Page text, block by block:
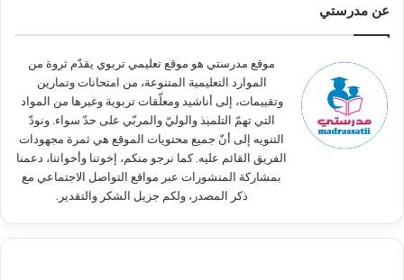
ن
عن مدرستي
موقع مدرستي هو موقع تعليمي تربوي يقدّم ثروة من
الموارد التعليمية المتنوعة، من امتحانات وتمارين
وتقييمات، إلى أناشيد ومعلّقات تربوية وغيرها من المواد
التي تهمّ التلميذ والوليّ والمربّي على حدّ سواء. ونودّ
التنويه إلى أنّ جميع محتويات الموقع هي ثمرة مجهودات
الفريق القائم عليه. كما نرجو منكم، إخوتنا وأخواتنا، دعمنا
بمشاركة المنشورات عبر مواقع التواصل الاجتماعي مع
ذكر المصدر، ولكم جزيل الشكر والتقدير.